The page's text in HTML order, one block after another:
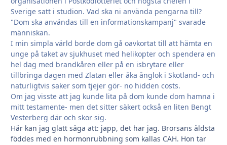
Sverige satt i studion. Vad ska ni använda pengarna till?
"Dom ska användas till en informationskampanj" svarade
människan.
I min simpla värld borde dom gå oavkortat till att hämta en
unge på taket av sjukhuset med helikopter och spendera en
hel dag med brandkåren eller på en isbrytare eller
tillbringa dagen med Zlatan eller åka ånglok i Skotland- och
naturligtvis saker som tjejer gör- no hidden costs.
Om jag visste att jag kunde lita på dom kunde dom hamna i
mitt testamente- men det sitter säkert också en liten Bengt
Vesterberg där och skor sig.
Här kan jag glatt säga att: japp, det har jag. Brorsans äldsta
föddes med en hormonrubbning som kallas CAH. Hon tar